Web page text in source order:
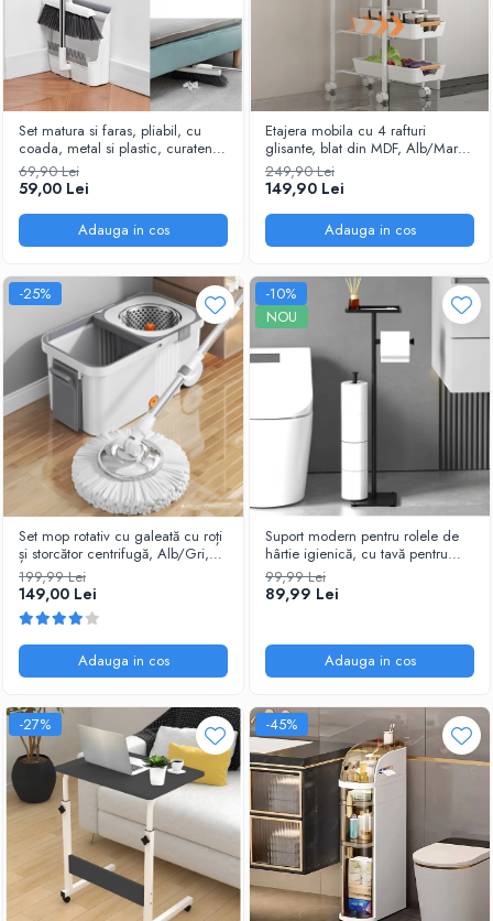
Set matura si faras, pliabil, cu
coada, metal si plastic, curatenie
casa, Alb/Gri
69,90 Lei
59,00 Lei
Adauga in cos
Etajera mobila cu 4 rafturi
glisante, blat din MDF, Alb/Maro,
23.5 x 38 x 81.5 cm
249,90 Lei
149,90 Lei
Adauga in cos
-25%
Set mop rotativ cu galeată cu roți
și storcător centrifugă, Alb/Gri,
10L, 4 lavete incluse
199,99 Lei
149,00 Lei
Adauga in cos
-10%
NOU
Suport modern pentru rolele de
hârtie igienică, cu tavă pentru
accesorii, Negru, 72 cm
99,99 Lei
89,99 Lei
Adauga in cos
-27% -45%